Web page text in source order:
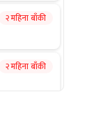
२ महिना बाँकी
२ महिना बाँकी